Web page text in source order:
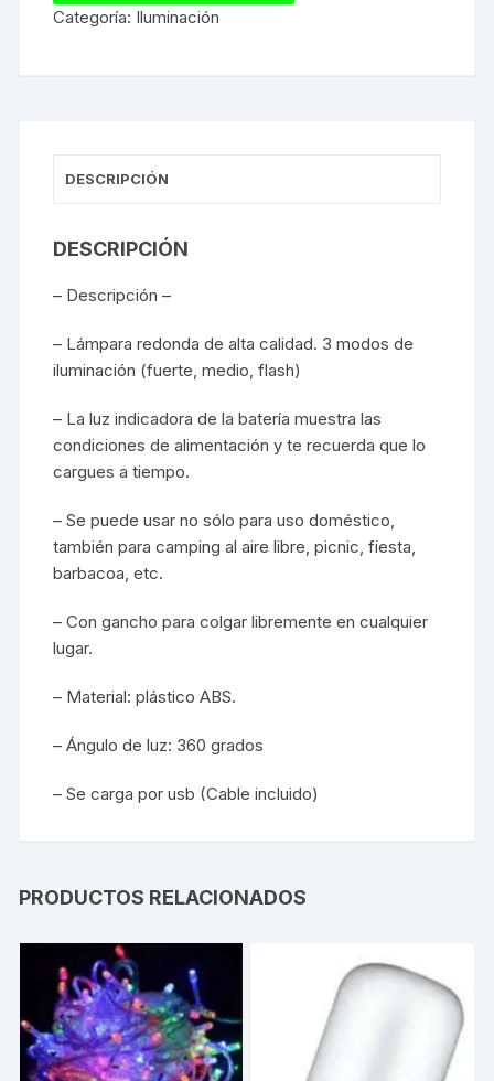
Categoría: Iluminación
DESCRIPCIÓN
DESCRIPCIÓN
– Descripción –
– Lámpara redonda de alta calidad. 3 modos de
iluminación (fuerte, medio, flash)
– La luz indicadora de la batería muestra las
condiciones de alimentación y te recuerda que lo
cargues a tiempo.
– Se puede usar no sólo para uso doméstico,
también para camping al aire libre, picnic, fiesta,
barbacoa, etc.
– Con gancho para colgar libremente en cualquier
lugar.
– Material: plástico ABS.
– Ángulo de luz: 360 grados
– Se carga por usb (Cable incluido)
PRODUCTOS RELACIONADOS